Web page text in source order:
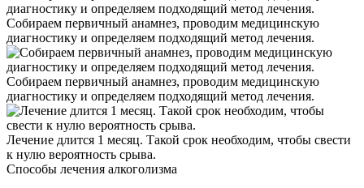
Собираем первичный анамнез, проводим медицинскую
диагностику и определяем подходящий метод лечения.
Собираем первичный анамнез, проводим медицинскую
диагностику и определяем подходящий метод лечения.
Лечение длится 1 месяц. Такой срок необходим, чтобы свести
к нулю вероятность срыва.
Способы лечения алкоголизма